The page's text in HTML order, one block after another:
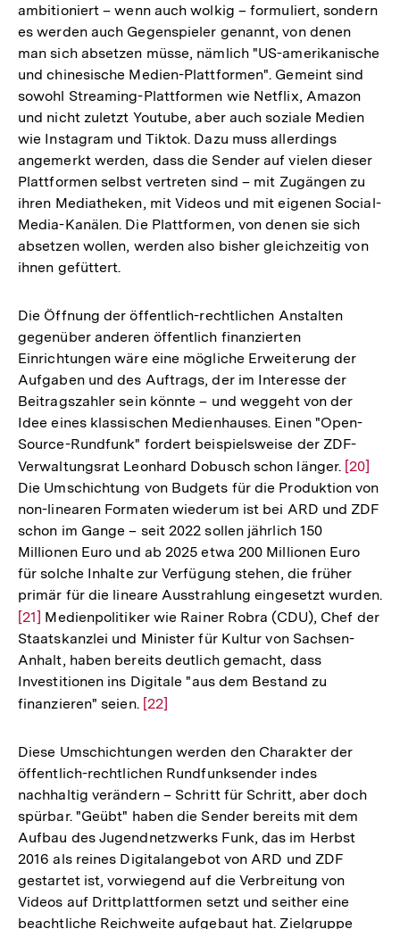
ambitioniert – wenn auch wolkig – formuliert, sondern
es werden auch Gegenspieler genannt, von denen
man sich absetzen müsse, nämlich "US-amerikanische
und chinesische Medien-Plattformen". Gemeint sind
sowohl Streaming-Plattformen wie Netflix, Amazon
und nicht zuletzt Youtube, aber auch soziale Medien
wie Instagram und Tiktok. Dazu muss allerdings
angemerkt werden, dass die Sender auf vielen dieser
Plattformen selbst vertreten sind – mit Zugängen zu
ihren Mediatheken, mit Videos und mit eigenen Social-
Media-Kanälen. Die Plattformen, von denen sie sich
absetzen wollen, werden also bisher gleichzeitig von
ihnen gefüttert.
Die Öffnung der öffentlich-rechtlichen Anstalten
gegenüber anderen öffentlich finanzierten
Einrichtungen wäre eine mögliche Erweiterung der
Aufgaben und des Auftrags, der im Interesse der
Beitragszahler sein könnte – und weggeht von der
Idee eines klassischen Medienhauses. Einen "Open-
Source-Rundfunk" fordert beispielsweise der ZDF-
Verwaltungsrat Leonhard Dobusch schon länger. Zur
der
[20]
Die Umschichtung von Budgets für die Produktion von
non-linearen Formaten wiederum ist bei ARD und ZDF
schon im Gange – seit 2022 sollen jährlich 150
Millionen Euro und ab 2025 etwa 200 Millionen Euro
für solche Inhalte zur Verfügung stehen, die früher
primär für die lineare Ausstrahlung eingesetzt wurden.
Zur
Auflösung
der
Fußnote
[21] Medienpolitiker wie Rainer Robra (CDU), Chef der
Staatskanzlei und Minister für Kultur von Sachsen-
Anhalt, haben bereits deutlich gemacht, dass
Investitionen ins Digitale "aus dem Bestand zu
finanzieren" seien. Zur
der
Fußnote
[22]
Diese Umschichtungen werden den Charakter der
öffentlich-rechtlichen Rundfunksender indes
nachhaltig verändern – Schritt für Schritt, aber doch
spürbar. "Geübt" haben die Sender bereits mit dem
Aufbau des Jugendnetzwerks Funk, das im Herbst
2016 als reines Digitalangebot von ARD und ZDF
gestartet ist, vorwiegend auf die Verbreitung von
Videos auf Drittplattformen setzt und seither eine
beachtliche Reichweite aufgebaut hat. Zielgruppe